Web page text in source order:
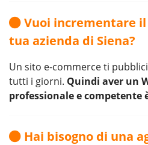
Vuoi incrementare
tua azienda di Siena?
Un sito e-commerce ti
tutti i giorni. Quindi aver un
professionale e competente
Hai bisogno di una